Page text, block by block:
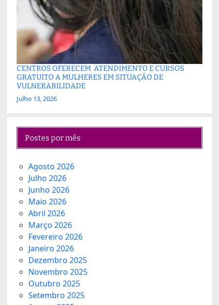
CENTROS OFERECEM ATENDIMENTO E CURSOS
GRATUITO A MULHERES EM SITUAÇÃO DE
VULNERABILIDADE
Julho 13, 2026
Postes por mês
Agosto 2026
Julho 2026
Junho 2026
Maio 2026
Abril 2026
Março 2026
Fevereiro 2026
Janeiro 2026
Dezembro 2025
Novembro 2025
Outubro 2025
Setembro 2025